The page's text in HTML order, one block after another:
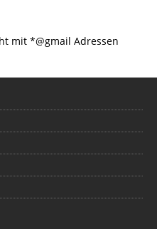
mit *@gmail Adressen